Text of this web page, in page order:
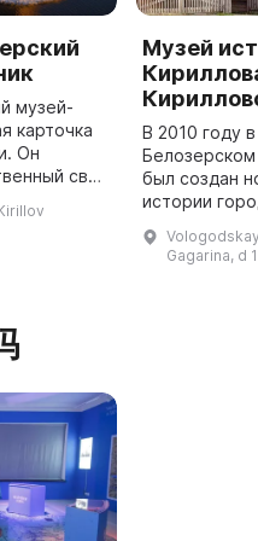
музей-
карточка
Он
свод
Музей
В 2010 году
был создан
истории
музея, был
Gagarina, d